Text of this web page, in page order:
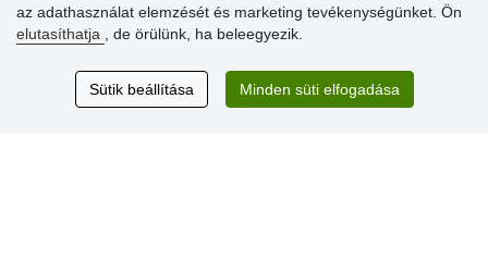
Excellent service
Aktuális 159 recenzió
az adathasználat elemzését és marketing tevékenységünket. Ön
elutasíthatja
, de örülünk, ha beleegyezik.
Sütik beállítása Minden süti elfogadása